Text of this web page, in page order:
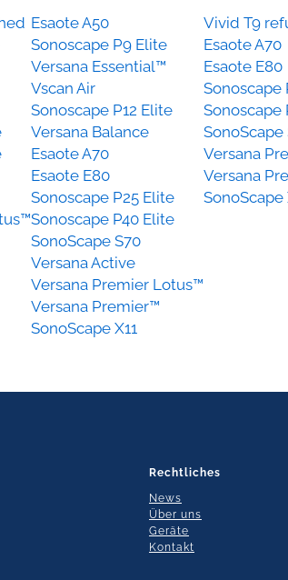
Esaote A50
Sonoscape P9 Elite
Versana Essential™
Vscan Air
Sonoscape P12 Elite
Versana Balance
Esaote A70
Esaote E80
Sonoscape P25 Elite
Sonoscape P40 Elite
SonoScape S70
Versana Active
Versana Premier Lotus™
Versana Premier™
SonoScape X11
Vivid T9
Esaote A70
Esaote E80
Sonoscape
Sonoscape
SonoScape
Versana
Versana
SonoScape
Rechtliches
News
Über uns
Geräte
Kontakt